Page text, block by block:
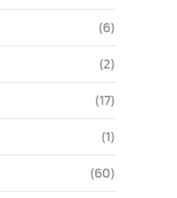
(6)
(2)
(17)
(1)
(60)